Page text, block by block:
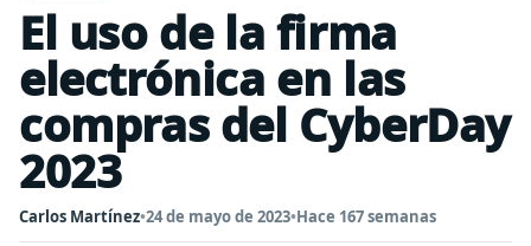
El uso de la firma
electrónica en las
compras del CyberDay
2023
Carlos Martínez•24 de mayo de 2023•Hace 167 semanas